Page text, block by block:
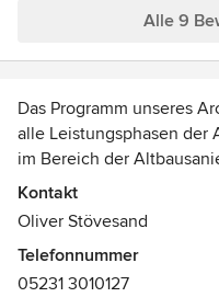
Alle 9
Das Programm unseres
alle Leistungsphasen der
im Bereich der
Fachwerksanierung.
Planung bis zur
Unser Anspruch ist es,
Kontakt
Oliver Stövesand
Telefonnummer
05231 3010127